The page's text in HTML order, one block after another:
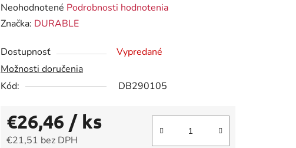
Priemerné
hodnotenie
je
0,0
z
hviezdičiek.
Neohodnotené Podrobnosti hodnotenia
Značka: DURABLE
Dostupnosť
Vypredané
Možnosti doručenia
Kód:
DB290105
€26,46 / ks
€21,51 bez DPH